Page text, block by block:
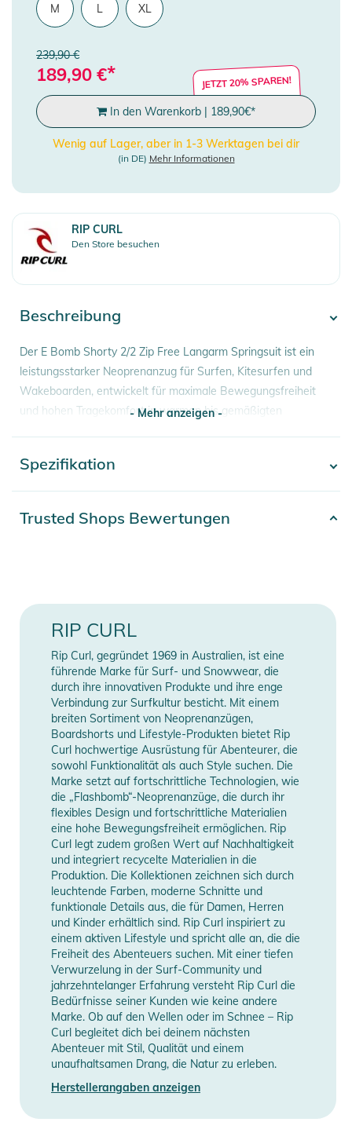
M L XL
239,90 €
189,90 €* JETZT 20% SPAREN!
In den Warenkorb | 189,90€*
Wenig auf Lager, aber in 1-3 Werktagen bei dir
(in DE) Mehr Informationen
RIP CURL
Den Store besuchen
Beschreibung
Der E Bomb Shorty 2/2 Zip Free Langarm Springsuit ist ein
leistungsstarker Neoprenanzug für Surfen, Kitesurfen und
Wakeboarden, entwickelt für maximale Bewegungsfreiheit
und hohen Tragekomfort in warmen bis gemäßigten
Verstärkungen an stark beanspruchten Zonen die Haltbarkeit
erhöhen.
Dank der Kombination aus E7 und E6 Thermo Innenfutter
die praktische Außentasche Platz für den Schlüssel bietet.
Ideal für alle, die einen hochwertigen Langarm Springsuit
Eigenschaften:
- 2/2 mm Neopren für optimale Balance aus Wärme und
Flexibilität
- Zip Free Konstruktion für maximale Bewegungsfreiheit beim
Surfen
- E7 und E6 Thermo Innenfutter für hohen Komfort und
Wärme
- Verstärkungen an kritischen Belastungspunkten für längere
Haltbarkeit
- Mesh Beinabschlüsse für besseren Sitz und reduzierten
Wassereintritt
- Außentasche für Schlüsselaufbewahrung
- Ideal als Springsuit für Surfen, Kitesurfen, Wakeboarden
und SUP
- Leichter Langarm Neoprenanzug für Frühjahr und Sommer
Produktinformationen und
Sicherheitshinweise
Gebrauchsanweisungen, Sicherheitshinweise und Warnungen
finden Sie direkt am Produkt.
- Mehr anzeigen -
Spezifikation
Material
Erscheinungsjahr 2026
Neoprendicke 2 mm
Typ Shorty
Manufacturer
Information
Herstellerangaben anzeigen
Trusted Shops Bewertungen
RIP CURL
Rip Curl, gegründet 1969 in Australien, ist eine
führende Marke für Surf- und Snowwear, die
durch ihre innovativen Produkte und ihre enge
Verbindung zur Surfkultur besticht. Mit einem
breiten Sortiment von Neoprenanzügen,
Boardshorts und Lifestyle-Produkten bietet Rip
Curl hochwertige Ausrüstung für Abenteurer, die
sowohl Funktionalität als auch Style suchen. Die
Marke setzt auf fortschrittliche Technologien, wie
die „Flashbomb“-Neoprenanzüge, die durch ihr
flexibles Design und fortschrittliche Materialien
eine hohe Bewegungsfreiheit ermöglichen. Rip
Curl legt zudem großen Wert auf Nachhaltigkeit
und integriert recycelte Materialien in die
Produktion. Die Kollektionen zeichnen sich durch
leuchtende Farben, moderne Schnitte und
funktionale Details aus, die für Damen, Herren
und Kinder erhältlich sind. Rip Curl inspiriert zu
einem aktiven Lifestyle und spricht alle an, die die
Freiheit des Abenteuers suchen. Mit einer tiefen
Verwurzelung in der Surf-Community und
jahrzehntelanger Erfahrung versteht Rip Curl die
Bedürfnisse seiner Kunden wie keine andere
Marke. Ob auf den Wellen oder im Schnee – Rip
Curl begleitet dich bei deinem nächsten
Abenteuer mit Stil, Qualität und einem
unaufhaltsamen Drang, die Natur zu erleben.
Herstellerangaben anzeigen